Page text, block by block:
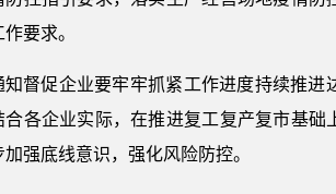
要求。
知督促企业要牢牢抓紧工作进度持续推进
合各企业实际，在推进复工复产复市基
强底线意识，强化风险防控。